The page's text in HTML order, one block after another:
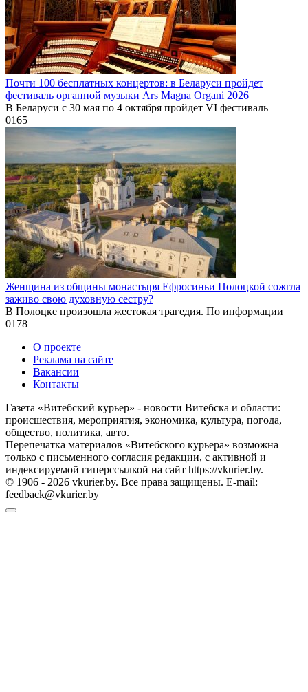
Почти 100 бесплатных концертов: в Беларуси пройдет
фестиваль органной музыки Ars Magna Organi 2026
В Беларуси с 30 мая по 4 октября пройдет VI фестиваль
0165
Женщина из общины монастыря Ефросиньи Полоцкой сожгла
заживо свою духовную сестру?
В Полоцке произошла жестокая трагедия. По информации
0178
О проекте
Реклама на сайте
Вакансии
Контакты
Газета «Витебский курьер» - новости Витебска и области:
происшествия, мероприятия, экономика, культура, погода,
общество, политика, авто.
Перепечатка материалов «Витебского курьера» возможна
только с письменного согласия редакции, с активной и
индексируемой гиперссылкой на сайт https://vkurier.by.
© 1906 - 2026 vkurier.by. Все права защищены. E-mail:
feedback@vkurier.by